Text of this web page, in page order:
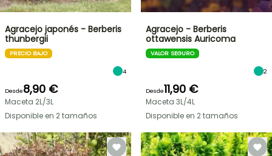
Agracejo japonés - Berberis
thunbergii
PRECIO BAJO
4
Desde8,90 €
Maceta 2L/3L
Disponible en 2 tamaños
Agracejo - Berberis
ottawensis Auricoma
VALOR SEGURO
2
Desde11,90 €
Maceta 3L/4L
Disponible en 2 tamaños